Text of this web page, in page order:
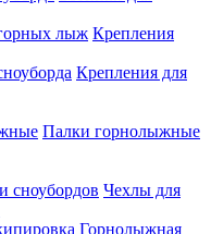
Крепления
Крепления для
Палки горнолыжные
Чехлы для
Горнолыжная